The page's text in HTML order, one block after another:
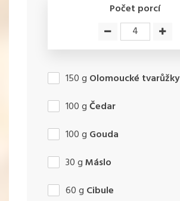
Počet porcí
150g Olomoucké tvarůžky
100gČedar
100g Gouda
30gMáslo
60g Cibule